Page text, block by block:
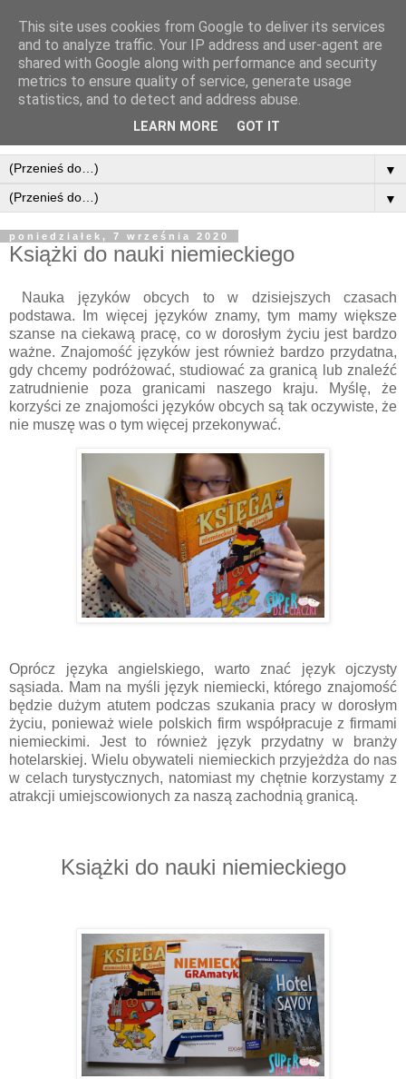
▼
▼
poniedziałek, 7 września 2020
Książki do nauki niemieckiego
Nauka języków obcych to w dzisiejszych czasach
podstawa. Im więcej języków znamy, tym mamy większe
szanse na ciekawą pracę, co w dorosłym życiu jest bardzo
ważne. Znajomość języków jest również bardzo przydatna,
gdy chcemy podróżować, studiować za granicą lub znaleźć
zatrudnienie poza granicami naszego kraju. Myślę, że
korzyści ze znajomości języków obcych są tak oczywiste, że
nie muszę was o tym więcej przekonywać.
Oprócz języka angielskiego, warto znać język ojczysty
sąsiada. Mam na myśli język niemiecki, którego znajomość
będzie dużym atutem podczas szukania pracy w dorosłym
życiu, ponieważ wiele polskich firm współpracuje z firmami
niemieckimi. Jest to również język przydatny w branży
hotelarskiej. Wielu obywateli niemieckich przyjeżdża do nas
w celach turystycznych, natomiast my chętnie korzystamy z
atrakcji umiejscowionych za naszą zachodnią granicą.
Książki do nauki niemieckiego
This site uses cookies from Google to deliver its services
and to analyze traffic. Your IP address and user-agent are
shared with Google along with performance and security
metrics to ensure quality of service, generate usage
statistics, and to detect and address abuse.
LEARN MORE GOT IT